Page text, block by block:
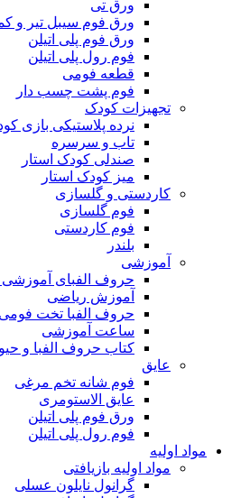
ورق تی
ورق فوم سیبل تیر و
ورق فوم پلی اتیلن
فوم رول پلی اتیلن
قطعه فومی
فوم پشت چسب دار
تجهیزات کودک
نرده پلاستیکی بازی
تاب و سرسره
صندلی کودک استار
میز کودک استار
کاردستی و گلسازی
فوم گلسازی
فوم کاردستی
بلندر
آموزشی
حروف الفبای
آموزش ریاضی
حروف الفبا تخت فومی
ساعت آموزشی
کتاب حروف الفبا و
عایق
فوم شانه تخم مرغی
عایق الاستومری
ورق فوم پلی اتیلن
فوم رول پلی اتیلن
مواد اولیه
مواد اولیه بازیافتی
گرانول نایلون عسلی